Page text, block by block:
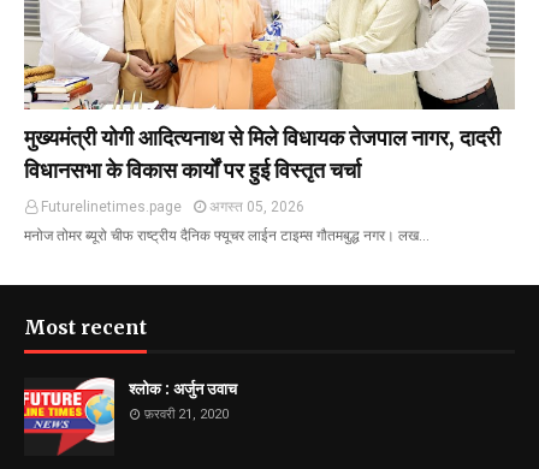
मुख्यमंत्री योगी आदित्यनाथ से मिले विधायक तेजपाल नागर, दादरी
विधानसभा के विकास कार्यों पर हुई विस्तृत चर्चा
Futurelinetimes.page
अगस्त 05, 2026
मनोज तोमर ब्यूरो चीफ राष्ट्रीय दैनिक फ्यूचर लाईन टाइम्स गौतमबुद्ध नगर। लख…
Most recent
श्लोक : अर्जुन उवाच
फ़रवरी 21, 2020